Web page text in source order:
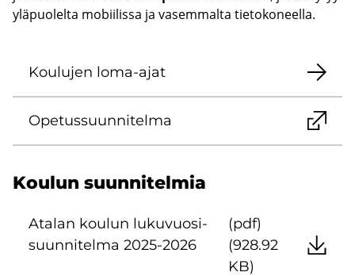
ylä­puo­lel­ta mo­bii­lis­sa ja va­sem­mal­ta tie­to­ko­neel­la.
Kou­lu­jen loma-​ajat
Ope­tus­suun­ni­tel­ma
Kou­lun suun­ni­tel­mia
Ata­lan kou­lun lu­ku­vuo­si­
suun­ni­tel­ma 2025-2026
(pdf)
(928.92
KB)